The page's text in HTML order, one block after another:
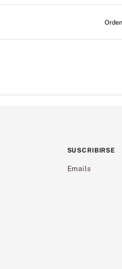
SUSCRIBIRSE
Emails